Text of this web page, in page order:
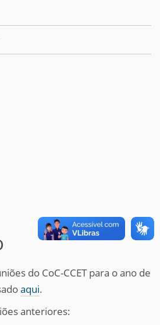
do CoC-CCET para o ano de
aqui.
anteriores: